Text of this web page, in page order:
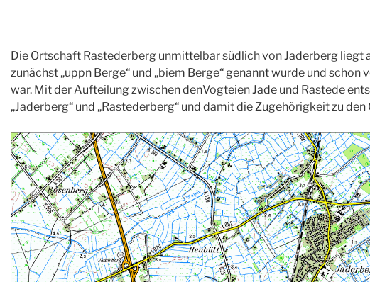
Die Ortschaft Rastederberg unmittelbar südlich von Jaderberg liegt
zunächst „uppn Berge“ und „biem Berge“ genannt wurde und
war. Mit der Aufteilung zwischen denVogteien Jade und Rastede
„Jaderberg“ und „Rastederberg“ und damit die Zugehörigkeit zu